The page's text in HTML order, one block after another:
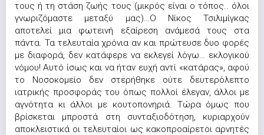
τους ή τη στάση ζωής τους (μικρός είναι ο τόπος.. όλοι
γνωριζόμαστε μεταξύ μας)…Ο Νίκος Τσιλιμίγκας
αποτελεί μια φωτεινή εξαίρεση ανάμεσά τους στα
πάντα. Τα τελευταία χρόνια αν και πρώτευσε δυο φορές
με διαφορά, δεν κατάφερε να εκλεγεί λόγω… εκλογικού
νόμου! Αυτό ίσως και να ήταν ευχή αντί «κατάρας», αφού
το Νοσοκομείο δεν στερήθηκε ούτε δευτερόλεπτο
ιατρικής προσφοράς του όπως πολλοί έλεγαν, άλλοι με
αγνότητα κι άλλοι με κουτοπονηριά. Τώρα όμως που
βρίσκεται μπροστά στη συνταξιοδότηση, κυριαρχούν
αποκλειστικά οι τελευταίοι ως κακοπροαίρετοι αρνητές